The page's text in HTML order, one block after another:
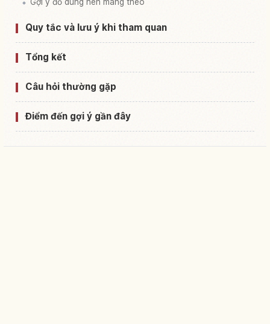
Quy tắc và lưu ý khi tham quan
Tổng kết
Câu hỏi thường gặp
Điểm đến gợi ý gần đây